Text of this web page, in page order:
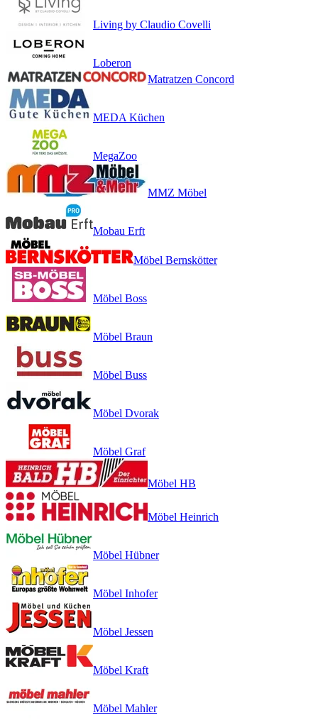
Living by Claudio Covelli
Loberon
Matratzen Concord
MEDA Küchen
MegaZoo
MMZ Möbel
Mobau Erft
Möbel Bernskötter
Möbel Boss
Möbel Braun
Möbel Buss
Möbel Dvorak
Möbel Graf
Möbel HB
Möbel Heinrich
Möbel Hübner
Möbel Inhofer
Möbel Jessen
Möbel Kraft
Möbel Mahler